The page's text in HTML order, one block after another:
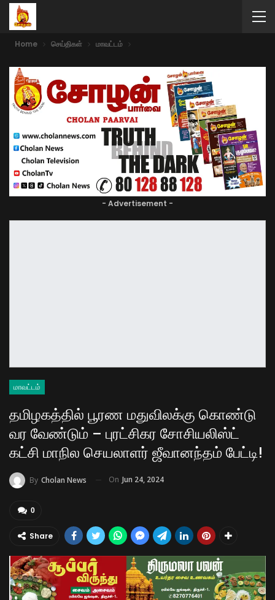
Home செய்திகள் மாவட்டம்
- Advertisement -
மாவட்டம்
தமிழகத்தில் பூரண மதுவிலக்கு கொண்டு
வர வேண்டும் – புரட்சிகர சோசியலிஸ்ட்
கட்சி மாநில செயலாளர் ஜீவானந்தம் பேட்டி!
By Cholan News On Jun 24, 2024
0
Share